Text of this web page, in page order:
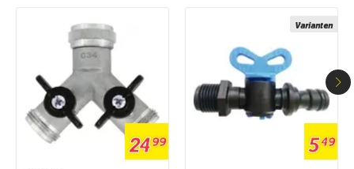
2499
Varianten
549